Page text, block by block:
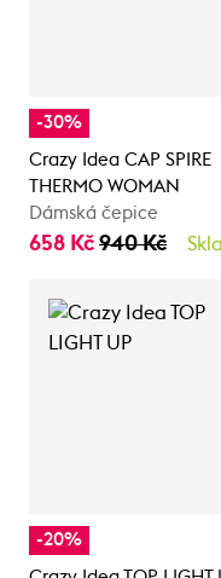
-30%
Crazy Idea CAP SPIRE
THERMO WOMAN
Dámská čepice
658 Kč 940 Kč
-20%